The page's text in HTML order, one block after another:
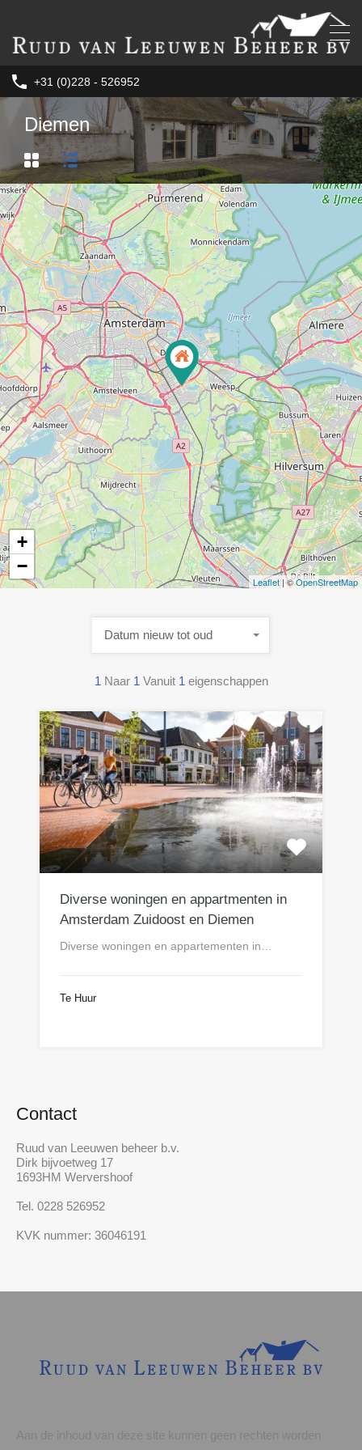
+31 (0)228 - 526952
Diemen
+
−
Leaflet| ©OpenStreetMap
1 Naar 1 Vanuit 1 eigenschappen
Datum nieuw tot oud
Diverse woningen en appartmenten in
Amsterdam Zuidoost en Diemen
Diverse woningen en appartementen in…
Te Huur
Contact
Ruud van Leeuwen beheer b.v.
Dirk bijvoetweg 17
1693HM Wervershoof
Tel. 0228 526952
KVK nummer: 36046191